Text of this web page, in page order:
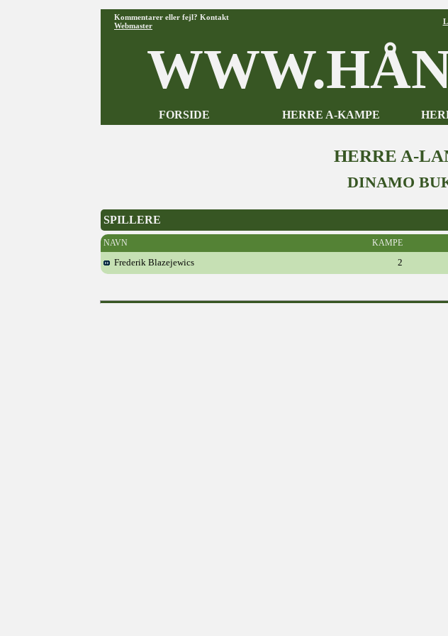
Kommentarer eller fejl? Kontakt
Webmaster
FORSIDE HERRE A-KAMPE
HERRE A-
DINAMO
SPILLERE
NAVN KAMPE
Frederik Blazejewics 2